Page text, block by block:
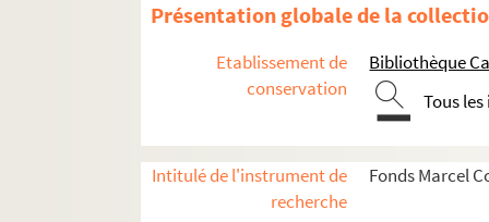
Présentation globale de la
Etablissement de
conservation
Bibliothèque
Tous
Intitulé de l'instrument de
recherche
Fonds Marcel